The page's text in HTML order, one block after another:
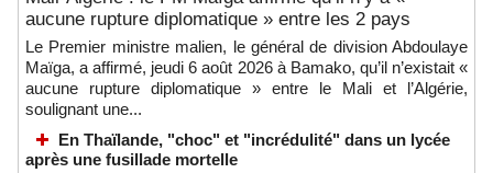
aucune rupture diplomatique » entre les 2 pays
Le Premier ministre malien, le général de division Abdoulaye
Maïga, a affirmé, jeudi 6 août 2026 à Bamako, qu’il n’existait «
aucune rupture diplomatique » entre le Mali et l’Algérie,
soulignant une...
En Thaïlande, "choc" et "incrédulité" dans un lycée
après une fusillade mortelle